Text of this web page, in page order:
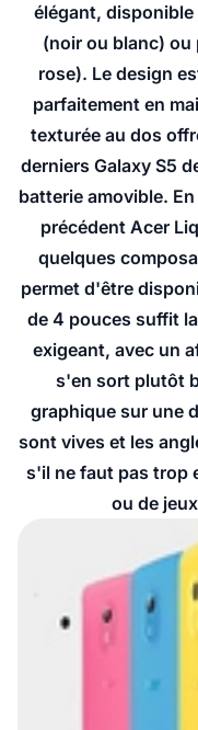
élégant,
(noir ou blanc) ou
rose). Le design
parfaitement en
texturée au dos
derniers Galaxy S5
batterie amovible.
précédent Acer
quelques
permet d'être
de 4 pouces suffit
exigeant, avec un
s'en sort plutôt
graphique sur une
sont vives et les
s'il ne faut pas trop
ou de